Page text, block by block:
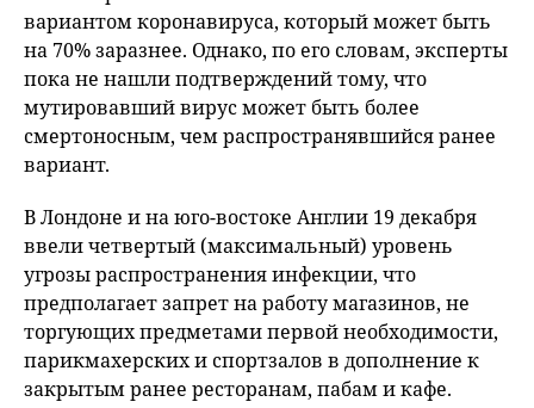
вариантом коронавируса, который может быть
на 70% заразнее. Однако, по его словам, эксперты
пока не нашли подтверждений тому, что
мутировавший вирус может быть более
смертоносным, чем распространявшийся ранее
вариант.
В Лондоне и на юго-востоке Англии 19 декабря
ввели четвертый (максимальный) уровень
угрозы распространения инфекции, что
предполагает запрет на работу магазинов, не
торгующих предметами первой необходимости,
парикмахерских и спортзалов в дополнение к
закрытым ранее ресторанам, пабам и кафе.